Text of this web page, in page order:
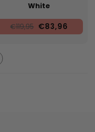
White
€119,95 €83,96